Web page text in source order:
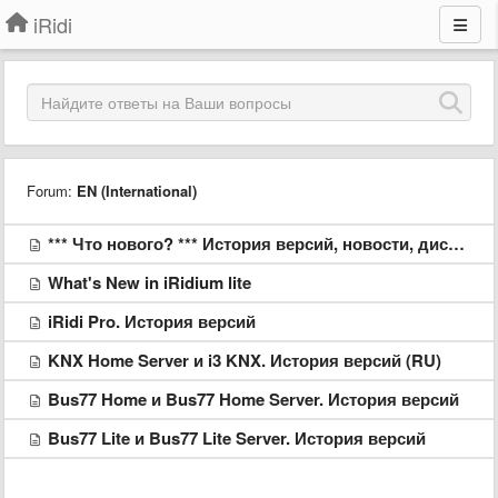
iRidi
Forum: EN (International)
*** Что нового? *** История версий, новости, дистрибутивы
What's New in iRidium lite
iRidi Pro. История версий
KNX Home Server и i3 KNX. История версий (RU)
Bus77 Home и Bus77 Home Server. История версий
Bus77 Lite и Bus77 Lite Server. История версий